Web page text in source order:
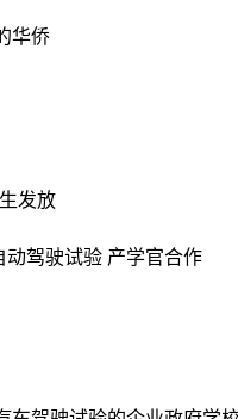
华侨
发放
动驾驶试验 产学官合作